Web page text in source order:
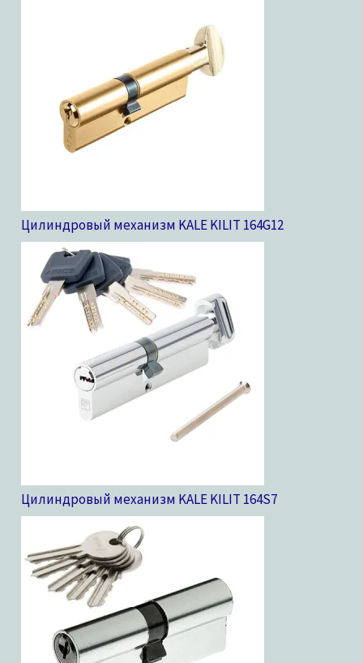
Цилиндровый механизм KALE KILIT 164G12
Цилиндровый механизм KALE KILIT 164S7